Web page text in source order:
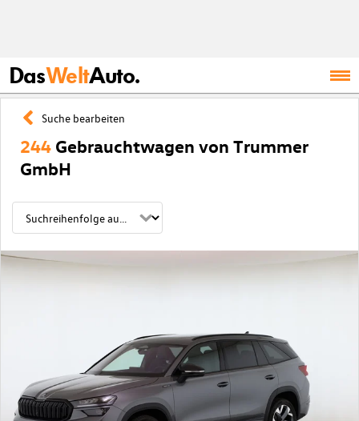
DasWeltAuto.
Suche bearbeiten
244 Gebrauchtwagen von Trummer
GmbH